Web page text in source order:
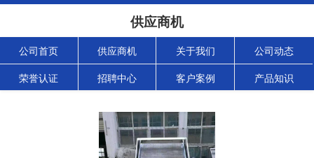
供应商机
公司首页 供应商机 关于我们 公司动态
荣誉认证 招聘中心 客户案例 产品知识